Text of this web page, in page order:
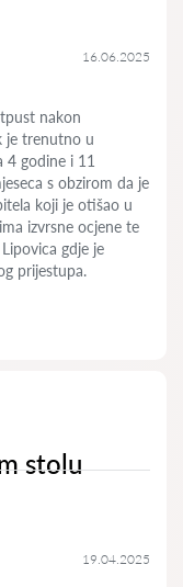
16.06.2025
nakon
je trenutno u
4 godine i 11
s obzirom da je
koji je otišao u
izvrsne ocjene te
gdje je
prijestupa.
stolu
19.04.2025